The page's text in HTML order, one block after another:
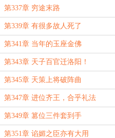
第337章 穷途末路
第339章 有很多故人死了
第341章 当年的玉座金佛
第343章 天子百官迁洛阳！
第345章 天策上将破阵曲
第347章 进位齐王，合乎礼法
第349章 篡位三件套到手
第351章 谄媚之臣亦有大用